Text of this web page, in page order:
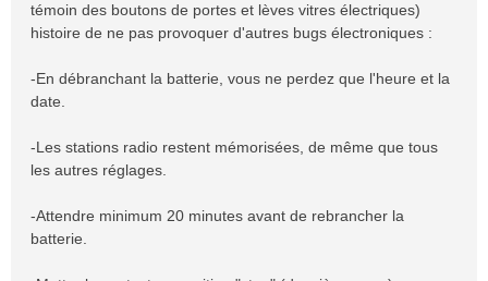
témoin des boutons de portes et lèves vitres électriques)
histoire de ne pas provoquer d'autres bugs électroniques :
-En débranchant la batterie, vous ne perdez que l'heure et la
date.
-Les stations radio restent mémorisées, de même que tous
les autres réglages.
-Attendre minimum 20 minutes avant de rebrancher la
batterie.